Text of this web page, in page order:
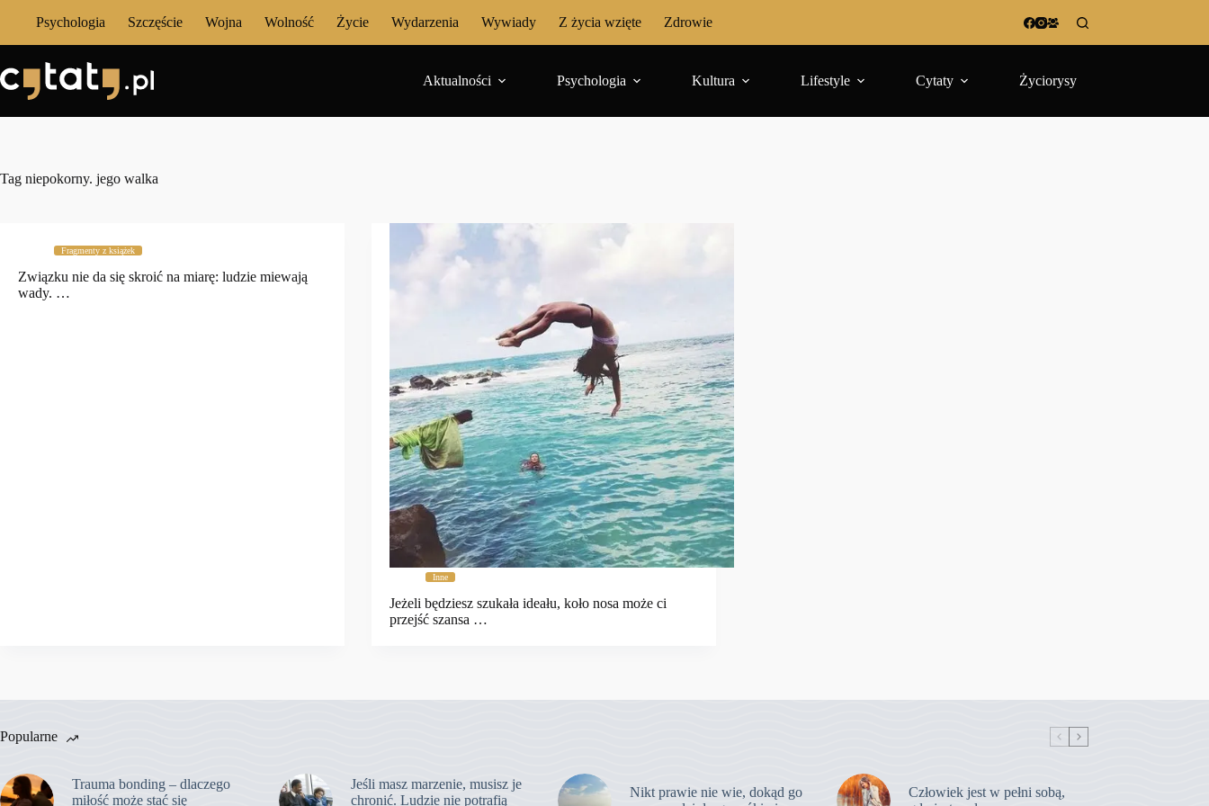
Psychologia Szczęście Wojna Wolność Życie Wydarzenia Wywiady Z życia wzięte Zdrowie
Aktualności Psychologia Kultura Lifestyle Cytaty Życiorysy
Tag niepokorny. jego walka
Fragmenty z książek
Związku nie da się skroić na miarę: ludzie miewają
wady. …
Inne
Jeżeli będziesz szukała ideału, koło nosa może ci
przejść szansa …
Popularne
Trauma bonding – dlaczego
miłość może stać się
Jeśli masz marzenie, musisz je
chronić. Ludzie nie potrafią
Nikt prawie nie wie, dokąd go
Człowiek jest w pełni sobą,